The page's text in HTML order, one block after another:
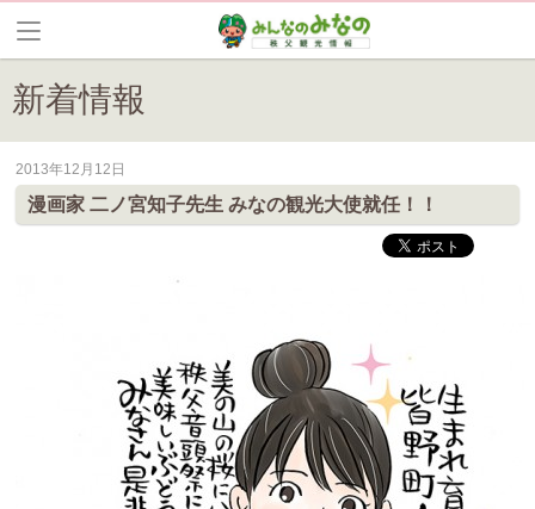
新着情報
皆野町のイベントやお祭り、花情報等の最新情報や観光協会会員情報
2013年12月12日
漫画家 二ノ宮知子先生 みなの観光大使就任！！